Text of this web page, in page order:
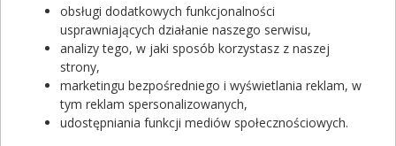
chwastów, a co za tym idzie, okres kataru siennego i innych
nieprzyjemnych dolegliwości związanych z alergią. Dowiedz się,
które rośliny pylą w lipcu i jak przeciwdziałać objawom alergii.
obsługi dodatkowych funkcjonalności
usprawniających działanie naszego serwisu,
analizy tego, w jaki sposób korzystasz z naszej
strony,
marketingu bezpośredniego i wyświetlania reklam, w
tym reklam spersonalizowanych,
udostępniania funkcji mediów społecznościowych.